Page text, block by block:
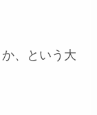
、という大